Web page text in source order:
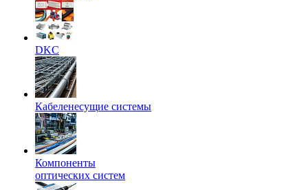
DKC
Кабеленесущие системы
Компоненты
оптических систем